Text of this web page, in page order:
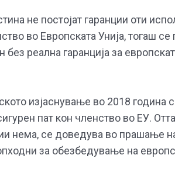
не постојат гаранции оти
во Европската Унија, тогаш
реална гаранција за
изјаснување во 2018 година
пат кон членство во ЕУ.
нема, се доведува во прашање
за обезбедување на